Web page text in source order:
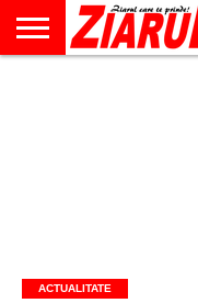
ACTUALITATE